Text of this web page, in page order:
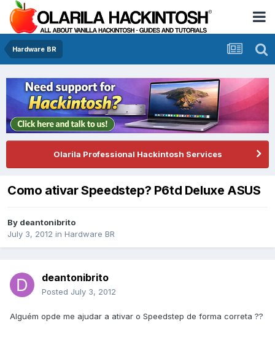
Hardware BR
Olarila Professional Hackintosh Services
Como ativar Speedstep? P6td Deluxe ASUS
By deantonibrito
July 3, 2012 in Hardware BR
deantonibrito
Posted July 3, 2012
Alguém opde me ajudar a ativar o Speedstep de forma correta ??